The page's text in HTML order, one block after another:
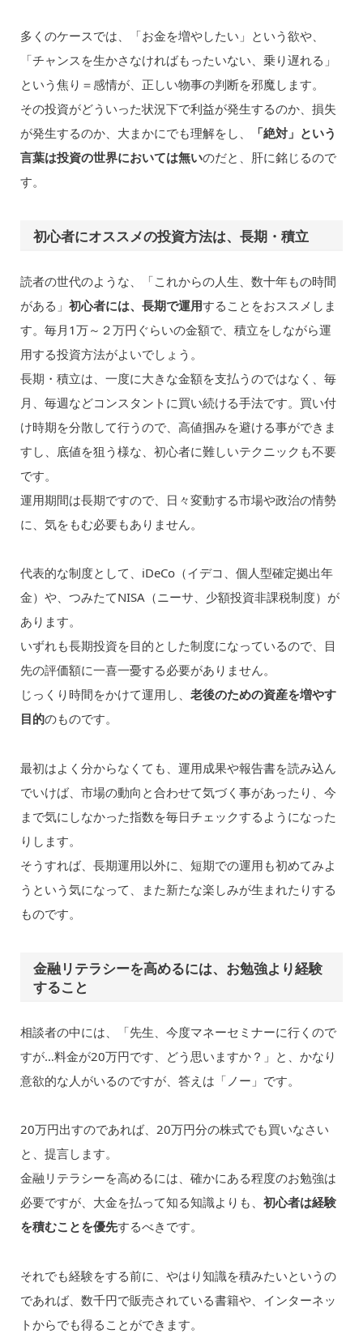
多くのケースでは、「お金を増やしたい」という欲や、
「チャンスを生かさなければもったいない、乗り遅れる」
という焦り＝感情が、正しい物事の判断を邪魔します。
その投資がどういった状況下で利益が発生するのか、損失
が発生するのか、大まかにでも理解をし、
「絶対」という
言葉は投資の世界においては無いのだと、肝に銘じるので
す。
初心者にオススメの投資方法は、長期・積立
読者の世代のような、「これからの人生、数十年もの時間
がある」 初心者には、長期で運用することをおススメしま
す。毎月1万～２万円ぐらいの金額で、積立をしながら運
用する投資方法がよいでしょう。
長期・積立は、一度に大きな金額を支払うのではなく、毎
月、毎週などコンスタントに買い続ける手法です。買い付
け時期を分散して行うので、高値掴みを避ける事ができま
すし、底値を狙う様な、初心者に難しいテクニックも不要
です。
運用期間は長期ですので、日々変動する市場や政治の情勢
に、気をもむ必要もありません。
代表的な制度として、iDeCo（イデコ、個人型確定拠出年
金）や、つみたてNISA（ニーサ、少額投資非課税制度）が
あります。
いずれも長期投資を目的とした制度になっているので、目
先の評価額に一喜一憂する必要がありません。
じっくり時間をかけて運用し、 老後のための資産を増やす
目的のものです。
最初はよく分からなくても、運用成果や報告書を読み込ん
でいけば、市場の動向と合わせて気づく事があったり、今
まで気にしなかった指数を毎日チェックするようになった
りします。
そうすれば、長期運用以外に、短期での運用も初めてみよ
うという気になって、また新たな楽しみが生まれたりする
ものです。
金融リテラシーを高めるには、お勉強より経験
すること
相談者の中には、「先生、今度マネーセミナーに行くので
すが…料金が20万円です、どう思いますか？」と、かなり
意欲的な人がいるのですが、答えは「ノー」です。
20万円出すのであれば、20万円分の株式でも買いなさい
と、提言します。
金融リテラシーを高めるには、確かにある程度のお勉強は
必要ですが、大金を払って知る知識よりも、 初心者は経験
を積むことを優先するべきです。
それでも経験をする前に、やはり知識を積みたいというの
であれば、数千円で販売されている書籍や、インターネッ
トからでも得ることができます。